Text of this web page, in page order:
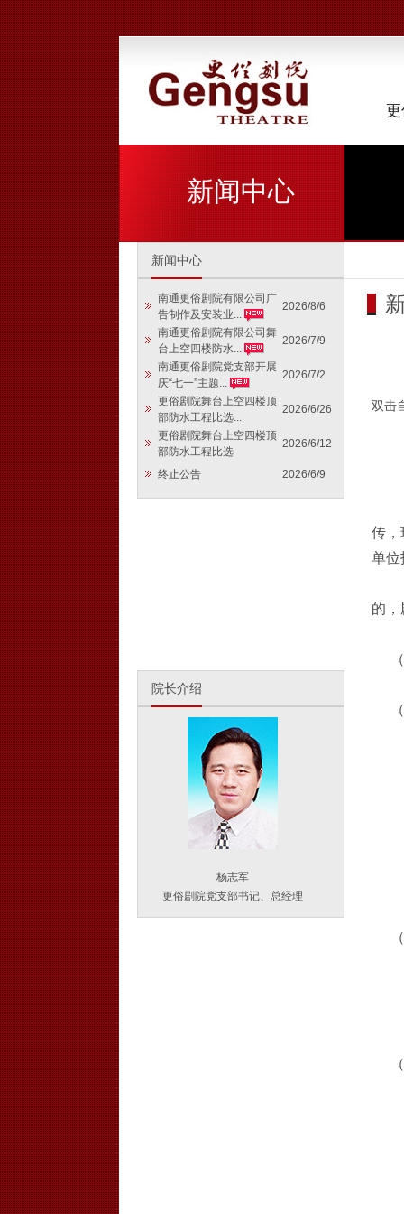
新闻中心
新闻中心
南通更俗剧院有限公司广
告制作及安装业...
2026/8/6
南通更俗剧院有限公司舞
台上空四楼防水...
2026/7/9
南通更俗剧院党支部开展
庆“七一”主题...
2026/7/2
更俗剧院舞台上空四楼顶
部防水工程比选...
2026/6/26
更俗剧院舞台上空四楼顶
部防水工程比选
2026/6/12
终止公告 2026/6/9
院长介绍
杨志军
更俗剧院党支部书记、总经理
双击
传，
单位
的，